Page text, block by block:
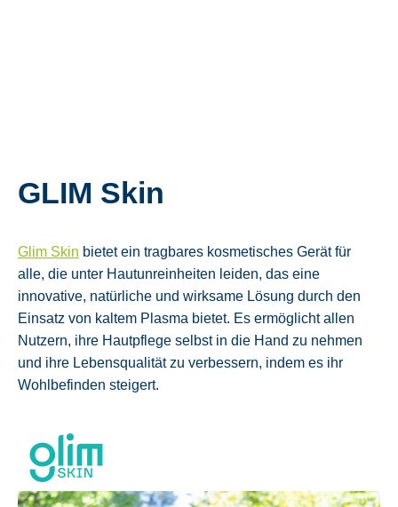
GLIM Skin
Glim Skin bietet ein tragbares kosmetisches Gerät für
alle, die unter Hautunreinheiten leiden, das eine
innovative, natürliche und wirksame Lösung durch den
Einsatz von kaltem Plasma bietet. Es ermöglicht allen
Nutzern, ihre Hautpflege selbst in die Hand zu nehmen
und ihre Lebensqualität zu verbessern, indem es ihr
Wohlbefinden steigert.